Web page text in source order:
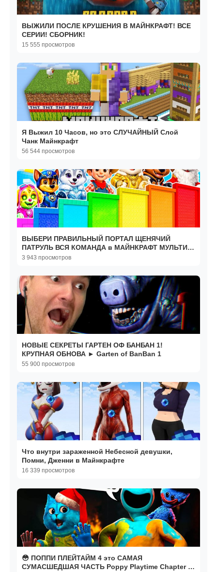
ВЫЖИЛИ ПОСЛЕ КРУШЕНИЯ В МАЙНКРАФТ! ВСЕ
СЕРИИ! СБОРНИК!
15 555 просмотров
Я Выжил 10 Часов, но это СЛУЧАЙНЫЙ Слой
Чанк Майнкрафт
56 544 просмотров
ВЫБЕРИ ПРАВИЛЬНЫЙ ПОРТАЛ ЩЕНЯЧИЙ
ПАТРУЛЬ ВСЯ КОМАНДА в МАЙНКРАФТ МУЛЬТИК
ВСЕ СЕРИИ
3 943 просмотров
НОВЫЕ СЕКРЕТЫ ГАРТЕН ОФ БАНБАН 1!
КРУПНАЯ ОБНОВА ► Garten of BanBan 1
55 900 просмотров
Что внутри зараженной Небесной девушки,
Помни, Дженни в Майнкрафте
16 339 просмотров
😳 ПОППИ ПЛЕЙТАЙМ 4 это САМАЯ
СУМАСШЕДШАЯ ЧАСТЬ Poppy Playtime Chapter 4